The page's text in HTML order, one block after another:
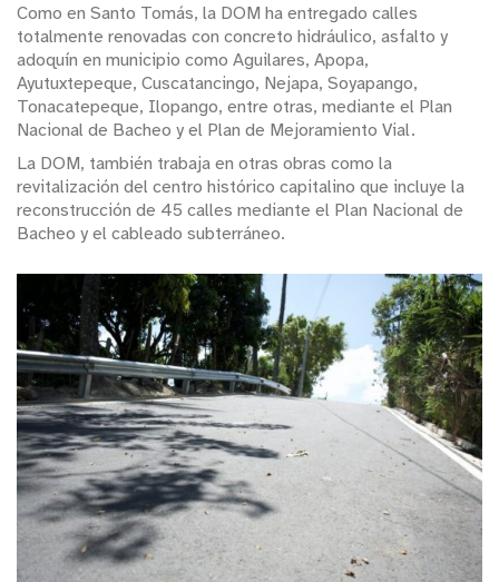
Como en Santo Tomás, la DOM ha entregado calles
totalmente renovadas con concreto hidráulico, asfalto y
adoquín en municipio como Aguilares, Apopa,
Ayutuxtepeque, Cuscatancingo, Nejapa, Soyapango,
Tonacatepeque, Ilopango, entre otras, mediante el Plan
Nacional de Bacheo y el Plan de Mejoramiento Vial.
La DOM, también trabaja en otras obras como la
revitalización del centro histórico capitalino que incluye la
reconstrucción de 45 calles mediante el Plan Nacional de
Bacheo y el cableado subterráneo.